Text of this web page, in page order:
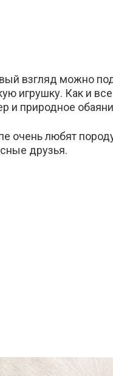
взгляд можно
игрушку. Как и
и природное
очень любят
друзья.